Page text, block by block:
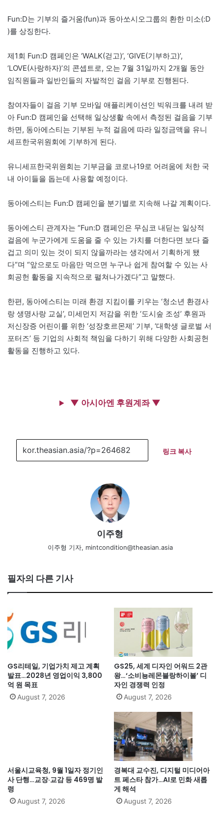
Fun:D는 기부의 즐거움(fun)과 동아쏘시오그룹의 환한 미소(:D
)를 상징한다.
제1회 Fun:D 캠페인은 ‘WALK(걷고)’, ‘GIVE(기부하고)’,
‘LOVE(사랑하자)’의 콘셉트로, 오는 7월 31일까지 2개월 동안
임직원들과 일반인들의 자발적인 걸음 기부로 진행된다.
참여자들이 걸음 기부 모바일 애플리케이션인 빅워크를 내려 받
아 Fun:D 캠페인을 선택해 일상생활 속에서 측정된 걸음을 기부
하면, 동아에스티는 기부된 누적 걸음에 따라 일정금액을 유니
세프한국위원회에 기부하게 된다.
유니세프한국위원회는 기부금을 코로나19로 어려움에 처한 국
내 아이들을 돕는데 사용할 예정이다.
동아에스티는 Fun:D 캠페인을 분기별로 지속해 나갈 계획이다.
동아에스티 관계자는 “Fun:D 캠페인은 무심코 내딛는 일상적
걸음에 누군가에게 도움을 줄 수 있는 가치를 더한다면 보다 즐
겁고 의미 있는 것이 되지 않을까라는 생각에서 기획하게 됐
다“며 “앞으로도 마음만 먹으면 누구나 쉽게 참여할 수 있는 사
회공헌 활동을 지속적으로 펼쳐나가겠다“고 말했다.
한편, 동아에스티는 미래 환경 지킴이를 키우는 ‘청소년 환경사
랑 생명사랑 교실’, 미세먼지 저감을 위한 ‘도시숲 조성’ 후원과
저신장증 어린이를 위한 ‘성장호르몬제’ 기부, ‘대학생 글로벌 서
포터즈’ 등 기업의 사회적 책임을 다하기 위해 다양한 사회공헌
활동을 진행하고 있다.
▼ 아시아엔 후원계좌 ▼
링크 복사
이주형
이주형 기자, mintcondition@theasian.asia
필자의 다른 기사
GS리테일, 기업가치 제고 계획
발표…2028년 영업이익 3,800
억 원 목표
August 7, 2026
GS25, 세계 디자인 어워드 2관
왕…‘소비뇽레몬블랑하이볼’ 디
자인 경쟁력 인정
August 7, 2026
서울시교육청, 9월 1일자 정기인
사 단행…교장·교감 등 469명 발
령
August 7, 2026
경복대 교수진, 디지털 미디어아
트 페스타 참가…AI로 민화 새롭
게 해석
August 7, 2026